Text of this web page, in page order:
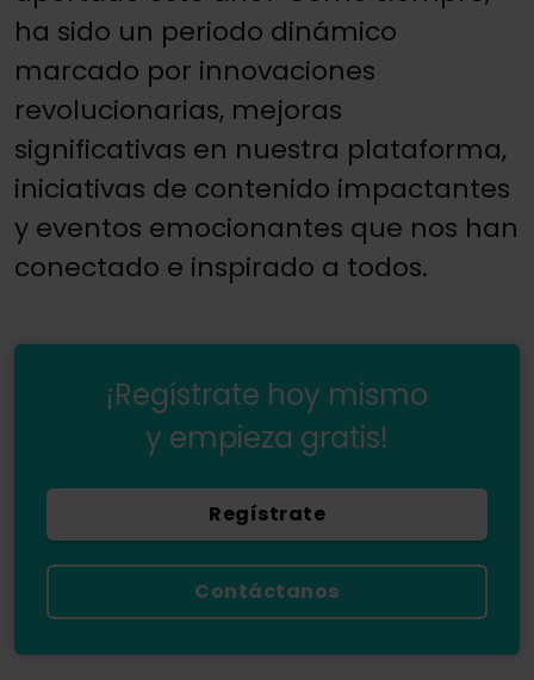
ha sido un periodo dinámico
marcado por innovaciones
revolucionarias, mejoras
significativas en nuestra plataforma,
iniciativas de contenido impactantes
y eventos emocionantes que nos han
conectado e inspirado a todos.
¡Regístrate hoy mismo
y empieza gratis!
Regístrate
Contáctanos